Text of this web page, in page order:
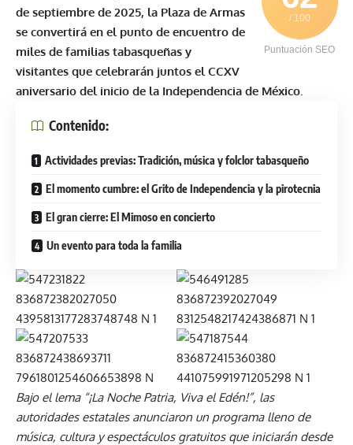
/ 100
Puntuación SEO
de septiembre de 2025, la Plaza de Armas
se convertirá en el punto de encuentro de
miles de familias tabasqueñas y
visitantes que celebrarán juntos el CCXV
aniversario del inicio de la Independencia de México.
Contenido:
Actividades previas: Tradición, música y folclor tabasqueño
El momento cumbre: el Grito de Independencia y la pirotecnia
El gran cierre: El Mimoso en concierto
Un evento para toda la familia
Bajo el lema “¡La Noche Patria, Viva el Edén!”, las
autoridades estatales anunciaron un programa lleno de
música, cultura y espectáculos gratuitos que iniciarán desde